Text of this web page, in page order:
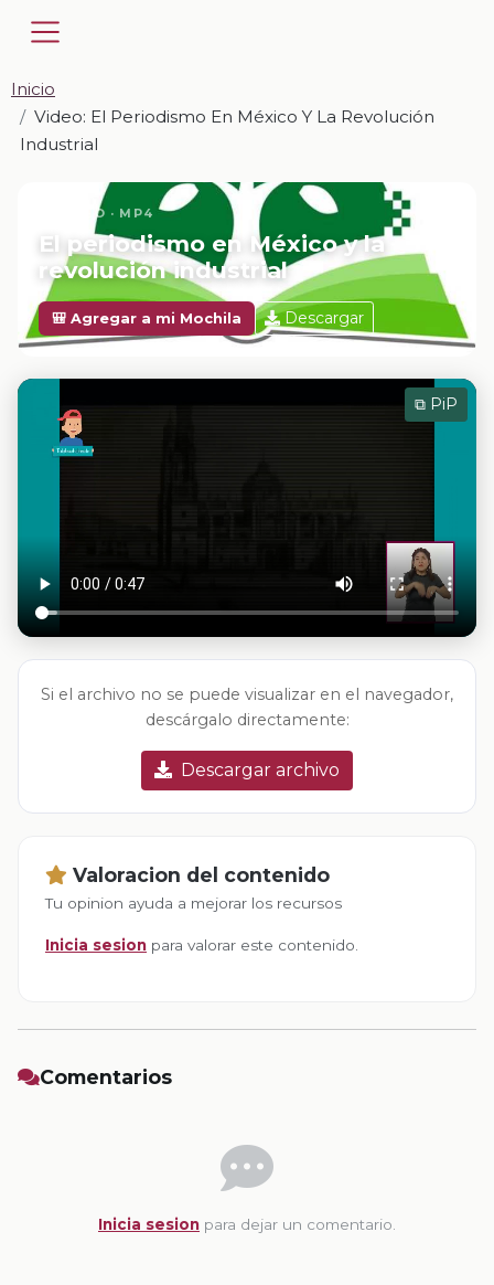
Inicio
Video: El Periodismo En México Y La Revolución
Industrial
📎 VIDEO · MP4
El periodismo en México y la
revolución industrial
🎒 Agregar a mi Mochila Descargar
⧉ PiP
Si el archivo no se puede visualizar en el navegador,
descárgalo directamente:
Descargar archivo
Valoracion del contenido
Tu opinion ayuda a mejorar los recursos
Inicia sesion para valorar este contenido.
Comentarios
Inicia sesion para dejar un comentario.